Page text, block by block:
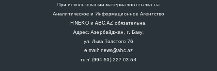
При использовании материалов ссылка на
Аналитическое и Информационное Агентство
FINEKO и ABC.AZ обязательна.
Адрес: Азербайджан, г. Баку,
ул. Льва Толстого 76
e-mail: news@abc.az
тел: (994 50) 227 03 54